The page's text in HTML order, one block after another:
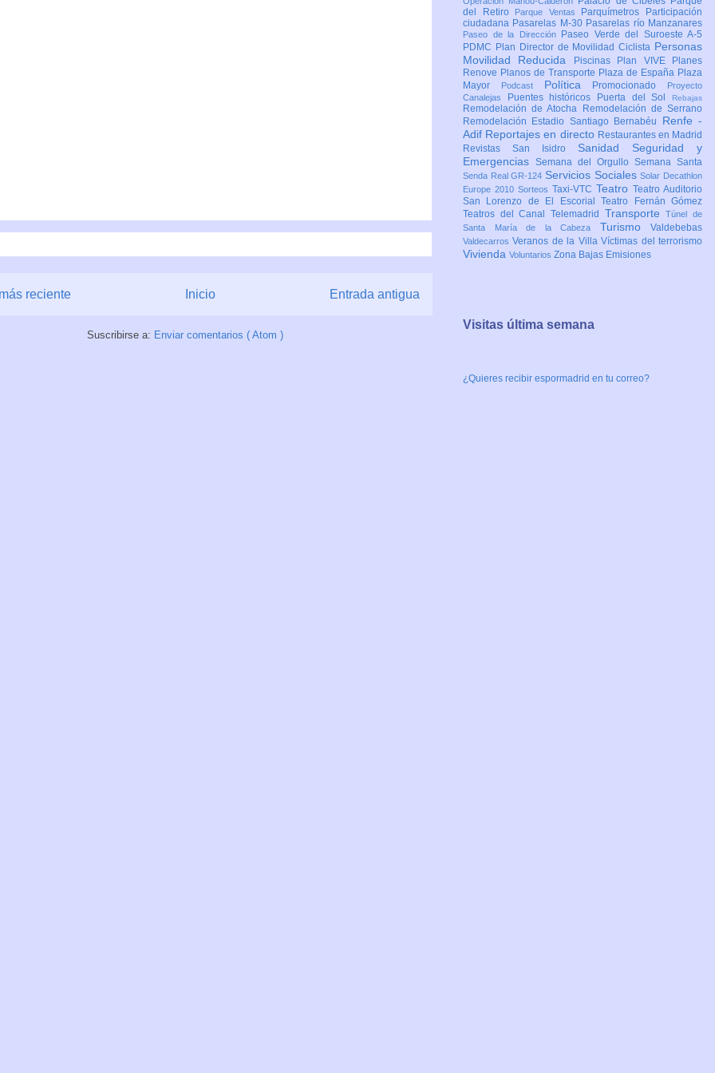
reciente Entrada antigua
Inicio
Suscribirse a: Enviar comentarios ( Atom )
del Retiro
Parque Ventas Parquímetros
Participación
ciudadana Pasarelas M-30 Pasarelas río Manzanares
Paseo de la Dirección
Paseo Verde del Suroeste A-5
PDMC Plan Director de Movilidad Ciclista Personas
Movilidad Reducida
Piscinas Plan VIVE
Planes
Renove Planos de Transporte Plaza de España Plaza
Mayor
Podcast Política Promocionado
Proyecto
Canalejas
Puentes históricos Puerta del Sol Rebajas
Remodelación de Atocha
Remodelación de Serrano
Remodelación Estadio Santiago Bernabéu Renfe -
Adif Reportajes en directo Restaurantes en Madrid
Revistas San Isidro Sanidad Seguridad y
Emergencias Semana del Orgullo Semana Santa
Senda Real GR-124 Servicios SocialesSolar Decathlon
Europe 2010 Sorteos Taxi-VTC Teatro Teatro Auditorio
San Lorenzo de El EscorialTeatro Fernán Gómez
Teatros del Canal Telemadrid TransporteTúnel de
Santa María de la Cabeza Turismo Valdebebas
ValdecarrosVeranos de la VillaVíctimas del terrorismo
Vivienda Voluntarios Zona Bajas Emisiones
Visitas última semana
¿Quieres recibir espormadrid en tu correo?